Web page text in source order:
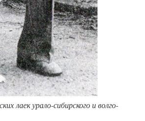
лаек урало-сибирского и волго-